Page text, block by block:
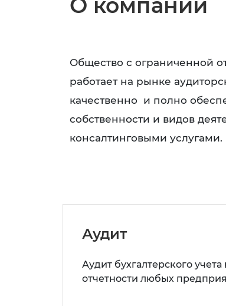
Общество с ограниченной
работает на рынке
качественно и полно
собственности и видов
консалтинговыми услугами.
Аудит
Аудит бухгалтерского учета
отчетности любых